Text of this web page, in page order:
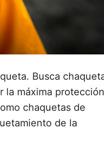
Busca
la máxima protección
chaquetas de
de la